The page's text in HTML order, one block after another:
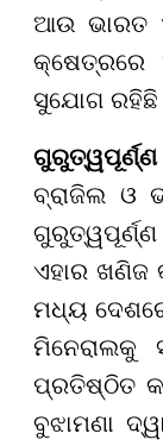
ଆଉ ଭାରତ
ସୁଯୋଗ
ଗୁରୁତ୍ୱପୂର୍ଣ୍ଣ
ବ୍ରାଜିଲ ଓ
ଗୁରୁତ୍ୱପୂର୍ଣ୍ଣ
ଏହାର ଖଣିଜ
ମଧ୍ୟ
ମିନେରାଲକୁ
ପ୍ରତିଷ୍ଠିତ
ବୁଝାମଣା